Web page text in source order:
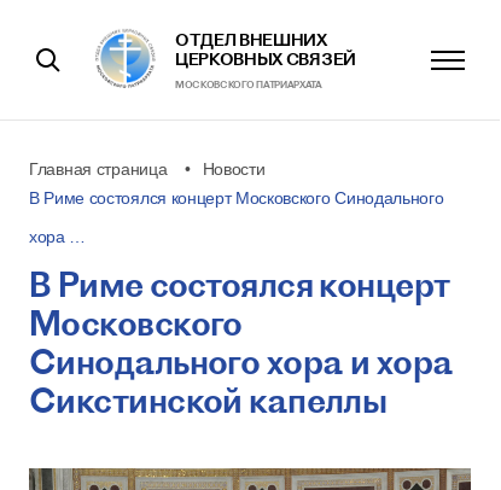
ОТДЕЛ ВНЕШНИХ
ЦЕРКОВНЫХ СВЯЗЕЙ
МОСКОВСКОГО ПАТРИАРХАТА
Главная страница
Новости
В Риме состоялся концерт Московского Синодального
хора …
В Риме состоялся концерт
Московского
Синодального хора и хора
Сикстинской капеллы